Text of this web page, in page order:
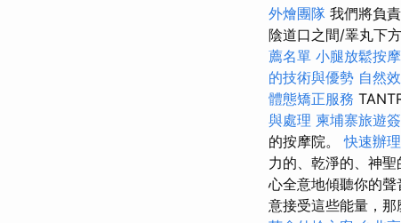
外燴團隊 我們將負
陰道口之間/睪丸下
薦名單 小腿放鬆按摩
的技術與優勢 自然
體態矯正服務
與處理 柬埔寨旅遊
的按摩院。快速辦
力的、乾淨的、神聖
心全意地傾聽你的
意接受這些能量，